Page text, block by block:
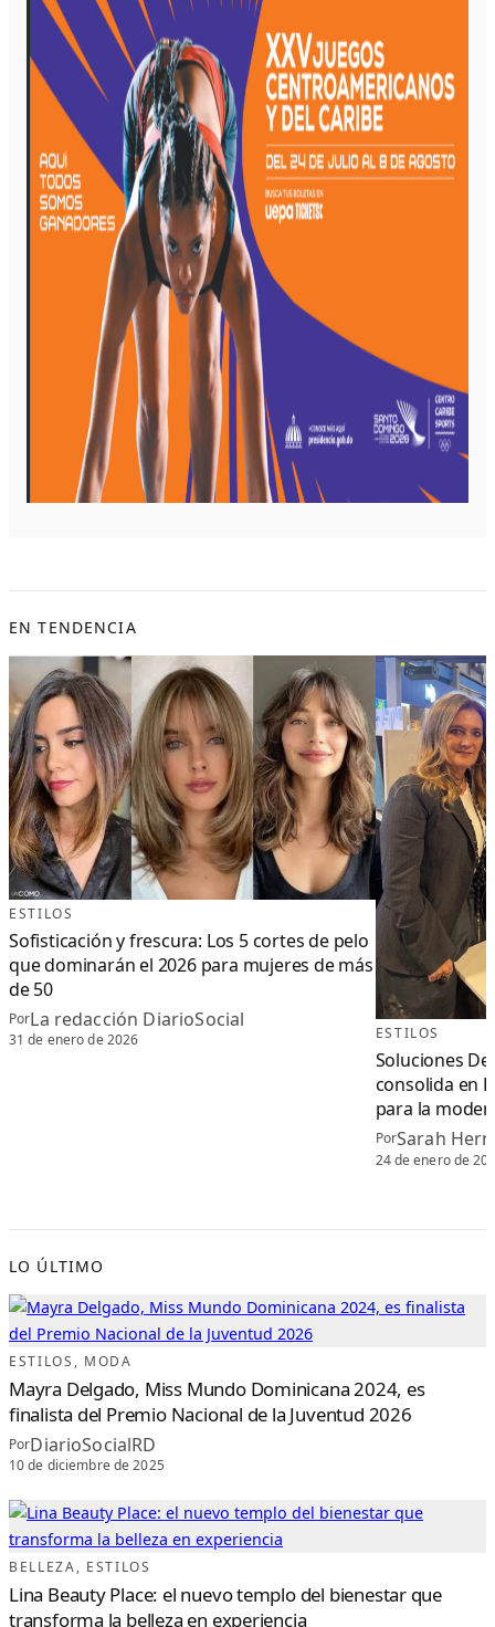
EN TENDENCIA
ESTILOS
Sofisticación y frescura: Los 5 cortes de pelo
que dominarán el 2026 para mujeres de más
de 50
PorLa redacción DiarioSocial
31 de enero de 2026 ESTILOS
Soluciones
consolida en
para la
PorSarah
24 de enero de
LO ÚLTIMO
ESTILOS , MODA
Mayra Delgado, Miss Mundo Dominicana 2024, es
finalista del Premio Nacional de la Juventud 2026
PorDiarioSocialRD
10 de diciembre de 2025
BELLEZA, ESTILOS
Lina Beauty Place: el nuevo templo del bienestar que
transforma la belleza en experiencia